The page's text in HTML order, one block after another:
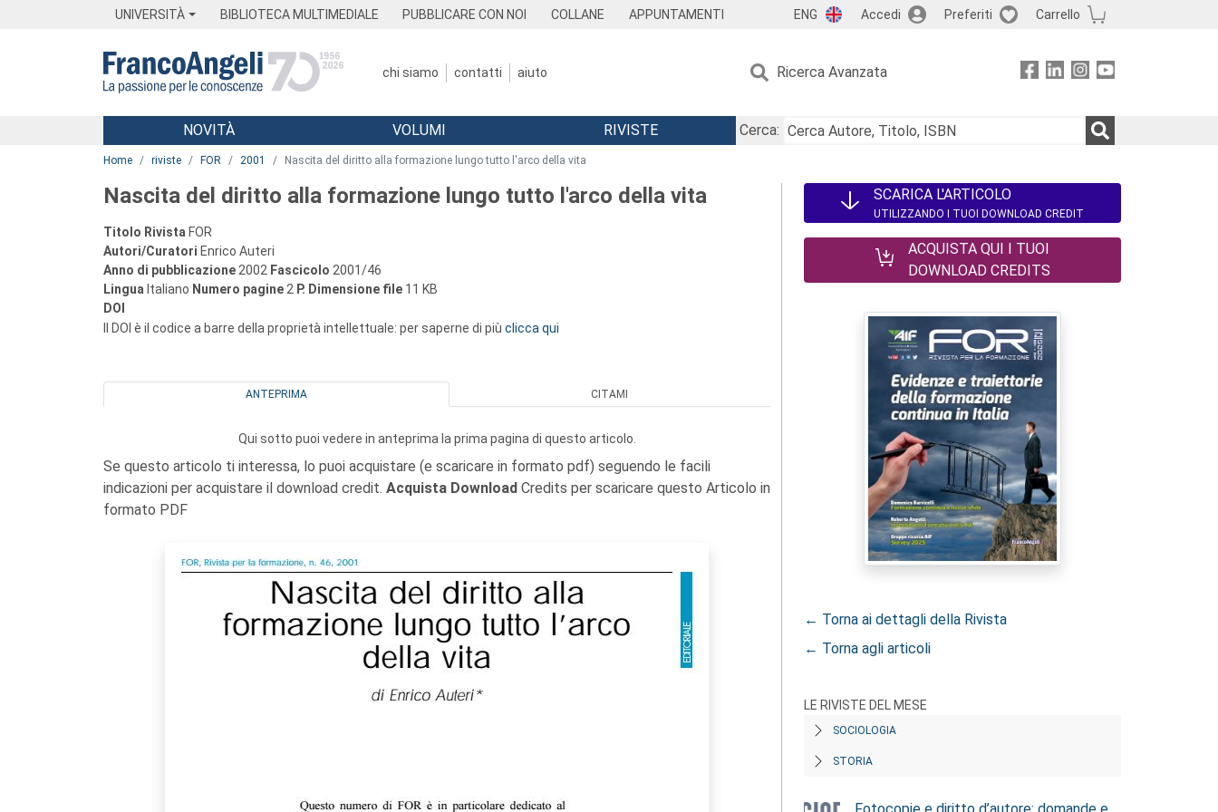
UNIVERSITÀ BIBLIOTECA MULTIMEDIALE PUBBLICARE CON NOI COLLANE APPUNTAMENTI ENG Accedi Preferiti Carrello
chi siamo contatti aiuto Ricerca Avanzata
Menu
NOVITÀ VOLUMI RIVISTE
Cerca:
Home riviste FOR 2001 Nascita del diritto alla formazione lungo tutto l'arco della vita
Nascita del diritto alla formazione lungo tutto l'arco della vita
Titolo Rivista FOR
Autori/Curatori Enrico Auteri
Anno di pubblicazione 2002 Fascicolo 2001/46
Lingua Italiano Numero pagine 2 P. Dimensione file 11 KB
DOI
Il DOI è il codice a barre della proprietà intellettuale: per saperne di più clicca qui
ANTEPRIMA CITAMI
Qui sotto puoi vedere in anteprima la prima pagina di questo articolo.
Se questo articolo ti interessa, lo puoi acquistare (e scaricare in formato pdf) seguendo le facili
indicazioni per acquistare il download credit. Acquista Download Credits per scaricare questo Articolo in
formato PDF
SCARICA L'ARTICOLO
UTILIZZANDO I TUOI DOWNLOAD CREDIT
ACQUISTA QUI I TUOI
DOWNLOAD CREDITS
← Torna ai dettagli della Rivista
← Torna agli articoli
LE RIVISTE DEL MESE
SOCIOLOGIA
STORIA